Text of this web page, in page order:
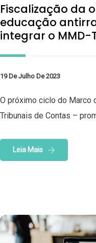
Fiscalização da
educação
integrar o MMD-
19 De Julho De 2023
O próximo ciclo do Marco
Tribunais de Contas –
Leia Mais